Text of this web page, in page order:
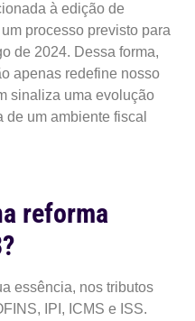
à edição de
processo previsto para
de 2024. Dessa forma,
apenas redefine nosso
sinaliza uma evolução
um ambiente fiscal
reforma
essência, nos tributos
IPI, ICMS e ISS.